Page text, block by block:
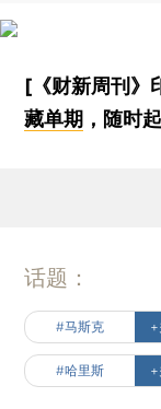
[《财新周刊》
藏单期 ，随时
话题：
#马斯克 +
#哈里斯 +